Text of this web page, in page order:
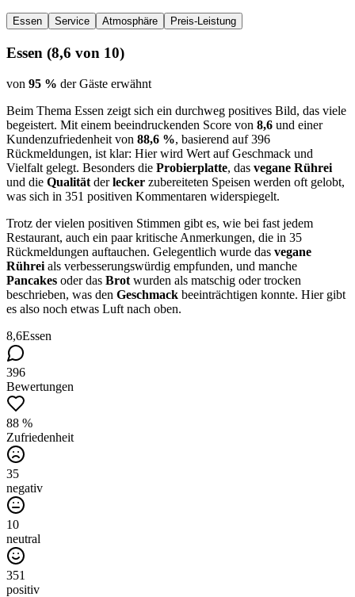
Essen Service Atmosphäre Preis-Leistung
Essen (8,6 von 10)
von 95 % der Gäste erwähnt
Beim Thema Essen zeigt sich ein durchweg positives Bild, das viele
begeistert. Mit einem beeindruckenden Score von 8,6 und einer
Kundenzufriedenheit von 88,6 %, basierend auf 396
Rückmeldungen, ist klar: Hier wird Wert auf Geschmack und
Vielfalt gelegt. Besonders die Probierplatte, das vegane Rührei
und die Qualität derlecker zubereiteten Speisen werden oft gelobt,
was sich in 351 positiven Kommentaren widerspiegelt.
Trotz der vielen positiven Stimmen gibt es, wie bei fast jedem
Restaurant, auch ein paar kritische Anmerkungen, die in 35
Rückmeldungen auftauchen. Gelegentlich wurde das vegane
Rührei als verbesserungswürdig empfunden, und manche
Pancakes oder das Brot wurden als matschig oder trocken
beschrieben, was den Geschmack beeinträchtigen konnte. Hier gibt
es also noch etwas Luft nach oben.
8,6Essen
396
Bewertungen
88 %
Zufriedenheit
35
negativ
10
neutral
351
positiv